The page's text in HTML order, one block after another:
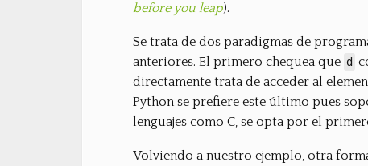
before you leap).
Se trata de dos paradigmas de
anteriores. El primero chequea que d
directamente trata de acceder al
Python se prefiere este último pues
lenguajes como C, se opta por el
Volviendo a nuestro ejemplo, otra